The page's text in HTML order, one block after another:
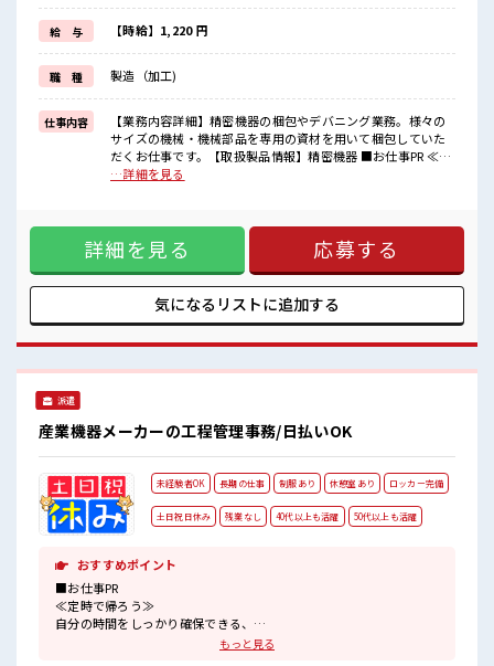
派手過ぎなければ髪型や髪色自由♪
(規定有)≪動きやすい制服アリ≫
制服があるので、
毎日の服装の悩み解消♪
≪未経験の方も大カンゲイ≫
新しいことにチャレンジするのは不安だけど、
しっかり働く環境が整っています！
イチからスキルUP・ステップUP目指していきましょう！
■職場の雰囲気
明るすぎたり奇抜過ぎなければヘアカラーOK！
休憩室で楽しくおしゃべり！
ストレス解消☆
給 与 【時給】1,220 円
職 種 製造（加工)
仕事内容
【業務内容詳細】精密機器の梱包やデバニング業務。様々の
サイズの機械・機械部品を専用の資材を用いて梱包していた
だくお仕事です。【取扱製品情報】精密機器 ■お仕事PR ≪残
業基本なし≫ 自分の時間をしっかり確保できる、 残業基本ナ
満喫！ ≪モチベーションもUP≫ 派手過ぎなければ髪型や髪色
自由♪ (規定有)≪動きやすい制服アリ≫ 制服があるので、 毎
日の服装の悩み解消♪ ≪未経験の方も大カンゲイ≫ 新しいこ
とにチャレンジするのは不安だけど、 しっかり働く環境が整
っています！ イチからスキルUP・ステップUP目指していき
ましょう！ ■職場の雰囲気 少人数の職場でこじんまり。 職場
ければヘアカラーOK！ 休憩室で楽しくおしゃべり！ ストレ
ス解消☆
…詳細を見る
詳細を見る 応募する
気になるリストに追加する
派遣
産業機器メーカーの工程管理事務/日払いOK
未経験者OK 長期の仕事 制服あり 休憩室あり ロッカー完備
土日祝日休み 残業なし 40代以上も活躍 50代以上も活躍
おすすめポイント
■お仕事PR
≪定時で帰ろう≫
自分の時間をしっかり確保できる、
もっと見る